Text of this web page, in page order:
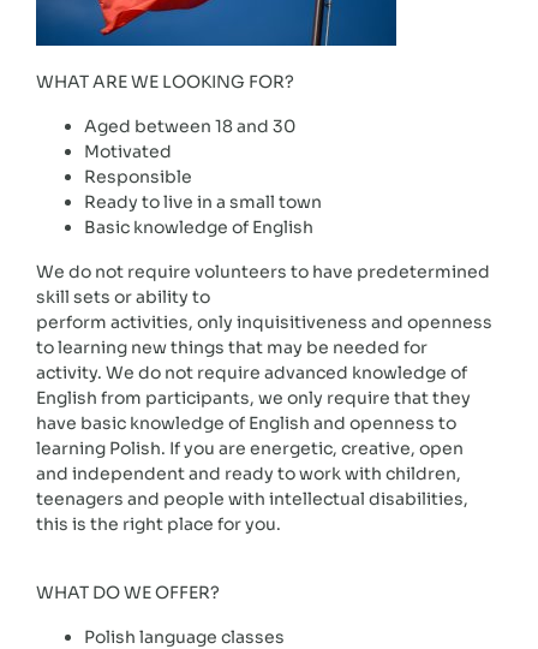
WHAT ARE WE LOOKING FOR?
Aged between 18 and 30
Motivated
Responsible
Ready to live in a small town
Basic knowledge of English
We do not require volunteers to have predetermined
skill sets or ability to
perform activities, only inquisitiveness and openness
to learning new things that may be needed for
activity. We do not require advanced knowledge of
English from participants, we only require that they
have basic knowledge of English and openness to
learning Polish. If you are energetic, creative, open
and independent and ready to work with children,
teenagers and people with intellectual disabilities,
this is the right place for you.
WHAT DO WE OFFER?
Polish language classes